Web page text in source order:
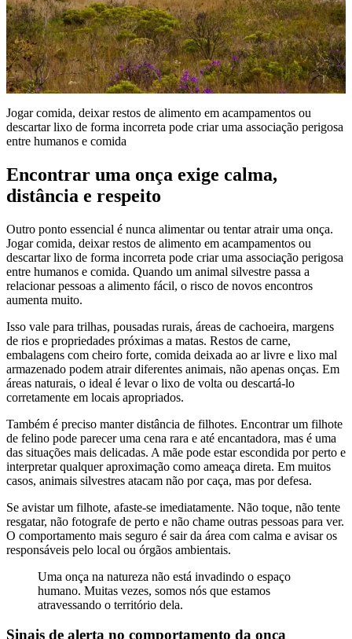
Jogar comida, deixar restos de alimento em acampamentos ou
descartar lixo de forma incorreta pode criar uma associação perigosa
entre humanos e comida
Encontrar uma onça exige calma,
distância e respeito
Outro ponto essencial é nunca alimentar ou tentar atrair uma onça.
Jogar comida, deixar restos de alimento em acampamentos ou
descartar lixo de forma incorreta pode criar uma associação perigosa
entre humanos e comida. Quando um animal silvestre passa a
relacionar pessoas a alimento fácil, o risco de novos encontros
aumenta muito.
Isso vale para trilhas, pousadas rurais, áreas de cachoeira, margens
de rios e propriedades próximas a matas. Restos de carne,
embalagens com cheiro forte, comida deixada ao ar livre e lixo mal
armazenado podem atrair diferentes animais, não apenas onças. Em
áreas naturais, o ideal é levar o lixo de volta ou descartá-lo
corretamente em locais apropriados.
Também é preciso manter distância de filhotes. Encontrar um filhote
de felino pode parecer uma cena rara e até encantadora, mas é uma
das situações mais delicadas. A mãe pode estar escondida por perto e
interpretar qualquer aproximação como ameaça direta. Em muitos
casos, animais silvestres atacam não por caça, mas por defesa.
Se avistar um filhote, afaste-se imediatamente. Não toque, não tente
resgatar, não fotografe de perto e não chame outras pessoas para ver.
O comportamento mais seguro é sair da área com calma e avisar os
responsáveis pelo local ou órgãos ambientais.
Uma onça na natureza não está invadindo o espaço
humano. Muitas vezes, somos nós que estamos
atravessando o território dela.
Sinais de alerta no comportamento da onça